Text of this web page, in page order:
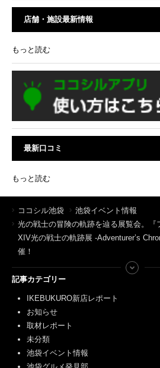
店舗・施設最新情報
もっと読む
最新口コミ
もっと読む
ココシル池袋
池袋イベント情報
光の戦士の冒険の軌跡を辿る展覧会。『
XIV光の戦士の軌跡展 -Adventurer’s
催！
記事カテゴリー
IKEBUKURO新店レポート
お知らせ
取材レポート
未分類
池袋イベント情報